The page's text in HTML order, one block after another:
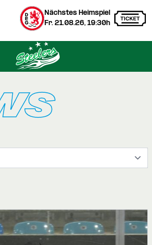
Nächstes Heimspiel
Fr. 21.08.26, 19:30h